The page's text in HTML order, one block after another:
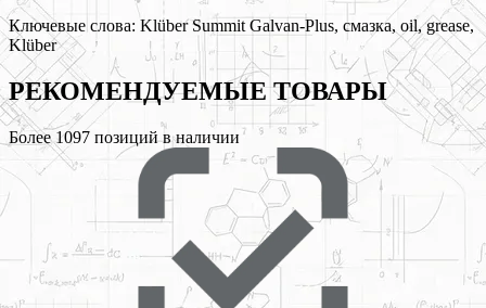
Ключевые слова: Klüber Summit Galvan-Plus, смазка, oil, grease,
Klüber
РЕКОМЕНДУЕМЫЕТОВАРЫ
Более 1097 позиций в наличии